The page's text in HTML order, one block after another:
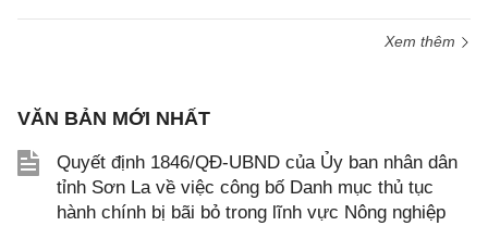
Xem thêm
VĂN BẢN MỚI NHẤT
Quyết định 1846/QĐ-UBND của Ủy ban nhân dân
tỉnh Sơn La về việc công bố Danh mục thủ tục
hành chính bị bãi bỏ trong lĩnh vực Nông nghiệp